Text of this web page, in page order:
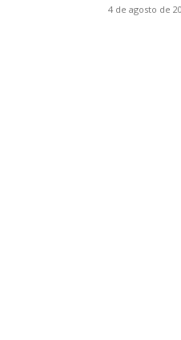
4 de agosto de